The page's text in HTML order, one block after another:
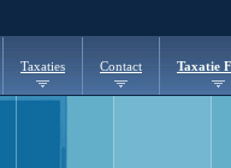
Taxaties Contact Taxatie